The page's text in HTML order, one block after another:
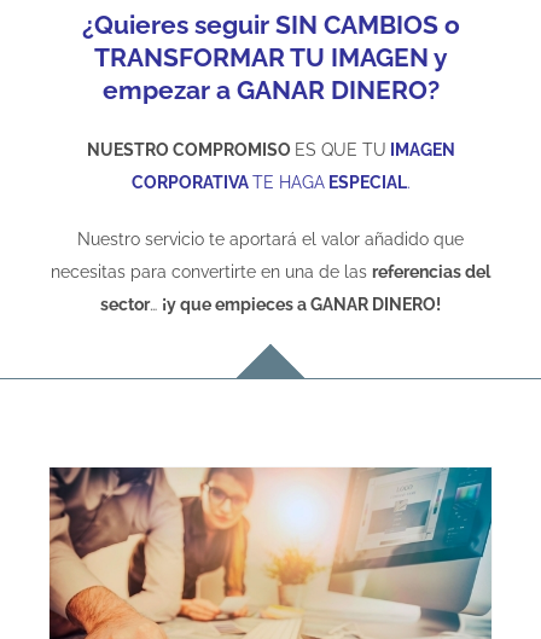
¿Quieres seguir SIN CAMBIOS o
TRANSFORMAR TU IMAGEN y
empezar a GANAR DINERO?
NUESTRO COMPROMISO ES QUE TU IMAGEN
CORPORATIVATE HAGA ESPECIAL.
Nuestro servicio te aportará el valor añadido que
necesitas para convertirte en una de las referencias del
sector… ¡y que empieces a GANAR DINERO!